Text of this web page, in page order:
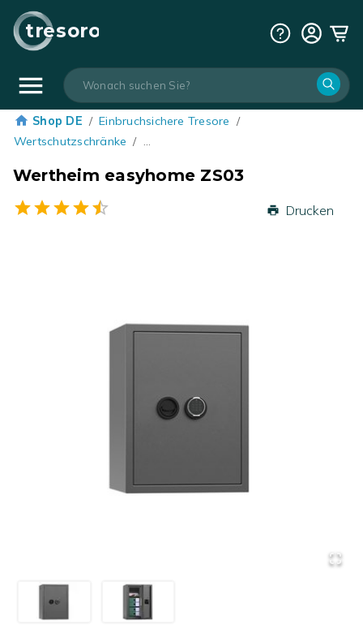
tresoro
Shop DE / Einbruchsichere Tresore /
Wertschutzschränke / …
Wertheim easyhome ZS03
Drucken